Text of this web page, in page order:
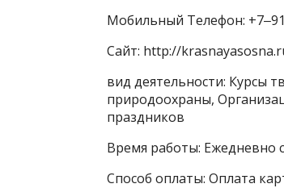
Мобильный Телефон:
Сайт: http://
вид деятельности: Курсы
природоохраны,
праздников
Время работы: Ежедневно
Способ оплаты: Оплата